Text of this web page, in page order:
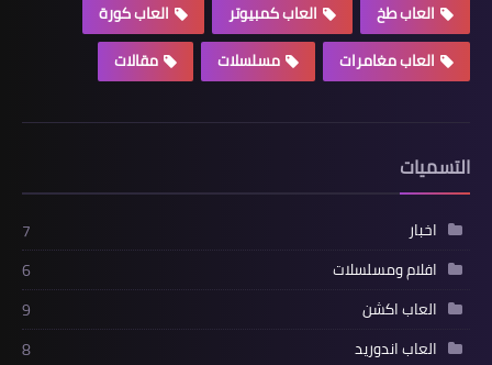
العاب طخ
العاب كمبيوتر
العاب كورة
العاب مغامرات
مسلسلات مقالات
التسميات
اخبار
7
افلام ومسلسلات
6
العاب اكشن
9
العاب اندوريد
8